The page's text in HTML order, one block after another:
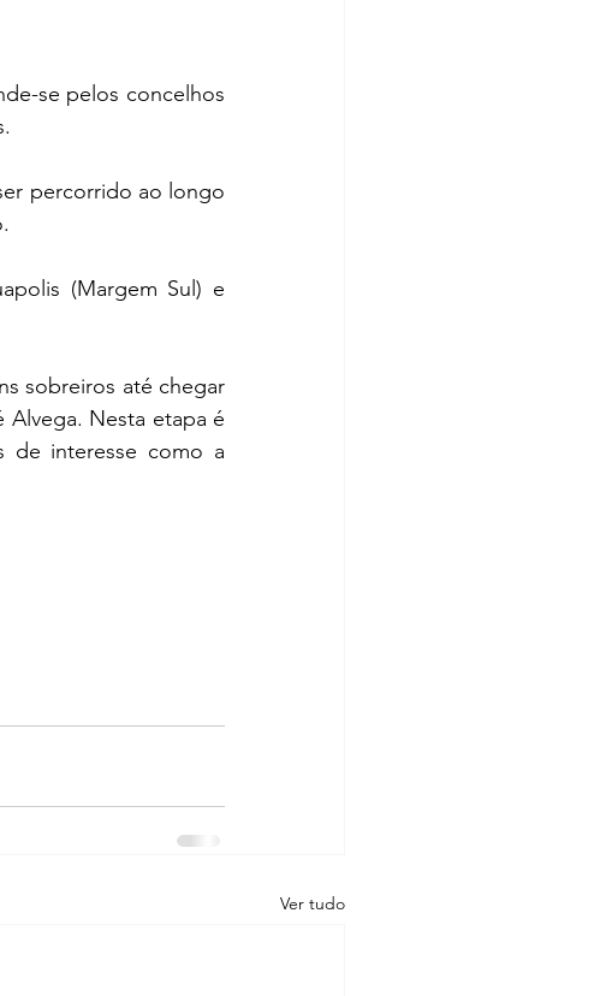
se pelos concelhos
percorrido ao longo
(Margem Sul) e
sobreiros até chegar
Alvega. Nesta etapa é
de interesse como a
Ver tudo